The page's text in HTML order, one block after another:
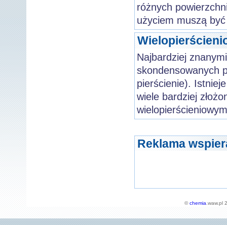
różnych
użyciem muszą
Najbardziej
skondensowanych
pierścienie).
wiele bardziej
Reklama
©chemia .waw.pl